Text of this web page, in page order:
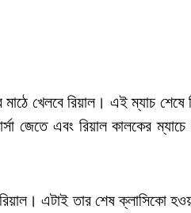
খেলবে রিয়াল। এই ম্যাচ শেষে
জেতে এবং রিয়াল কালকের ম্যাচে
রিয়াল। এটাই তার শেষ ক্লাসিকো